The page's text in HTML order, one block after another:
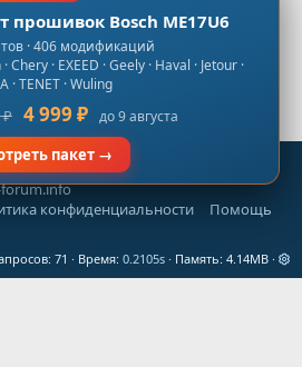
конфиденциальности
Помощь
71 Время 0.2105s Память 4.14MB
прошивок Bosch ME17U6
· 406 модификаций
Chery · EXEED · Geely · Haval · Jetour ·
· TENET · Wuling
₽ 4 999 ₽ до 9 августа
пакет →